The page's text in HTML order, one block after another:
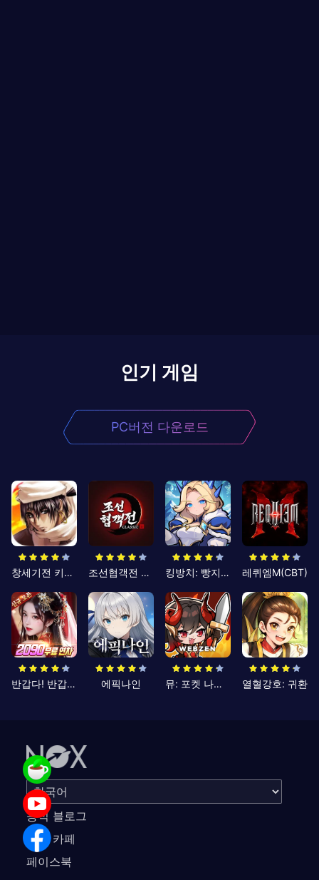
인기 게임
PC버전 다운로드
창세기전 키우기 조선협객전 클래식 킹방치: 빵지의 제왕 레퀴엠M(CBT)
반갑다! 반갑삼국지 에픽나인 뮤: 포켓 나이츠 열혈강호: 귀환
공식 블로그
공식 카페
페이스북